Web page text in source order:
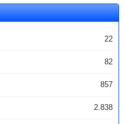
22
82
857
2.838